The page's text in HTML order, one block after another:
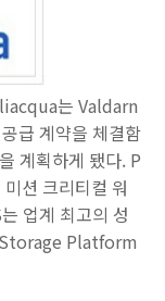
는 Valdarn
급 계약을 체결함
계획하게 됐다. P
션 크리티컬 워
업계 최고의 성
Platform